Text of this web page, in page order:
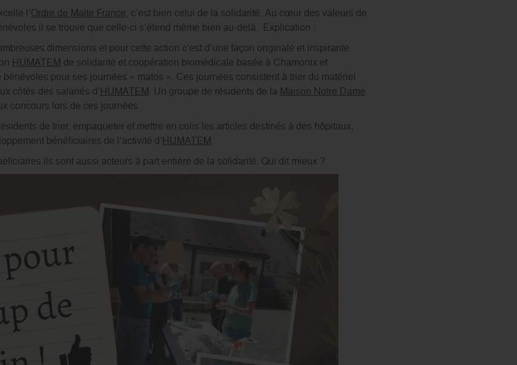
soutenir
Tous les moyens de
s’engager
l’Ordre de Malte France, c’est bien celui de la solidarité. Au cœur des valeurs de
il se trouve que celle-ci s’étend même bien au-delà. Explication :
dimensions et pour cette action c’est d’une façon originale et inspirante
HUMATEM de solidarité et coopération biomédicale basée à Chamonix et
pour ses journées « matos ». Ces journées consistent à trier du matériel
côtés des salariés d’HUMATEM. Un groupe de résidents de la Maison Notre Dame
concours lors de ces journées.
de trier, empaqueter et mettre en colis les articles destinés à des hôpitaux,
bénéficiaires de l’activité d’HUMATEM.
ils sont aussi acteurs à part entière de la solidarité. Qui dit mieux ?